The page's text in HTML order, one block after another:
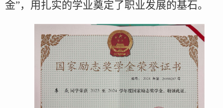
金”，用扎实的学业奠定了职业发展的基石。